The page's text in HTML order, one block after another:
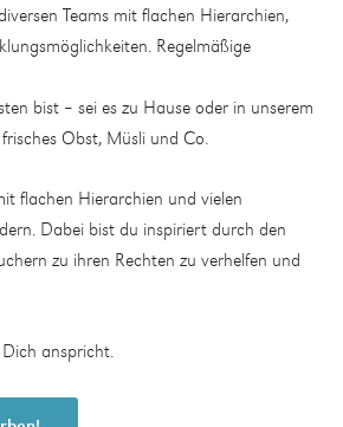
Teams mit flachen Hierarchien,
Regelmäßige
bist – sei es zu Hause oder in unserem
Obst, Müsli und Co.
flachen Hierarchien und vielen
Dabei bist du inspiriert durch den
zu ihren Rechten zu verhelfen und
anspricht.